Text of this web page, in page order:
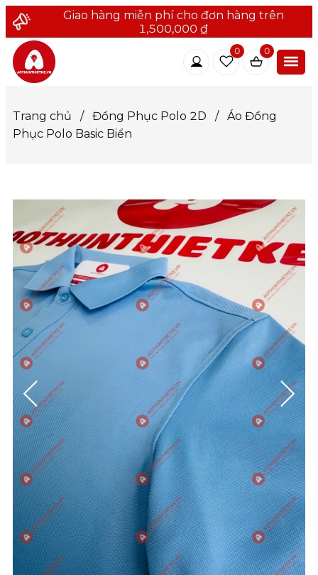
Giao hàng miễn phí cho đơn hàng trên
1,500,000 ₫
0 0
Trang chủ / Đồng Phục Polo 2D /
Áo Đồng
Phục Polo Basic Biển